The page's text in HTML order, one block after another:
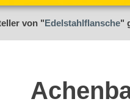
von "Edelstahlflansche"